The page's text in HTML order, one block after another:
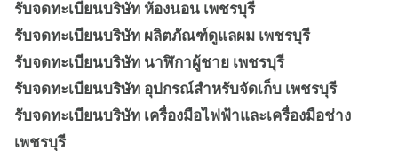
รับจดทะเบียนบริษัท ห้องนอน เพชรบุรี
รับจดทะเบียนบริษัท ผลิตภัณฑ์ดูแลผม เพชรบุรี
รับจดทะเบียนบริษัท นาฬิกาผู้ชาย เพชรบุรี
รับจดทะเบียนบริษัท อุปกรณ์สำหรับจัดเก็บ เพชรบุรี
รับจดทะเบียนบริษัท เครื่องมือไฟฟ้าและเครื่องมือช่าง
เพชรบุรี